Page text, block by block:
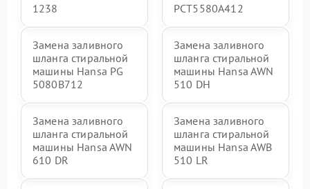
1238
РСТ5580А412
Замена заливного
шланга стиральной
машины Hansa PG
5080B712
Замена заливного
шланга стиральной
машины Hansa AWN
510 DH
Замена заливного
шланга стиральной
машины Hansa AWN
610 DR
Замена заливного
шланга стиральной
машины Hansa AWB
510 LR